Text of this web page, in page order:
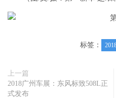
标签：
上一篇
2018广州车展：东风标致508L正
式发布